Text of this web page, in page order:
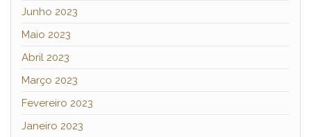
Junho 2023
Maio 2023
Abril 2023
Março 2023
Fevereiro 2023
Janeiro 2023